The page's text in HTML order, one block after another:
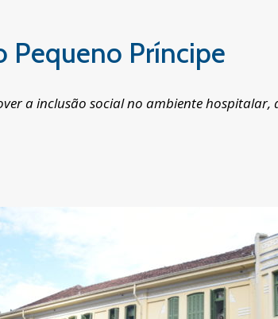
Pequeno Príncipe
a inclusão social no ambiente